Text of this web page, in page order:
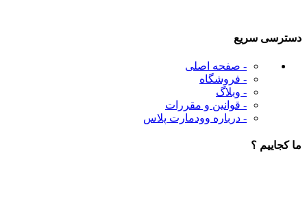
دسترسی سریع
- صفحه اصلی
- فروشگاه
- وبلاگ
- قوانین و مقررات
- درباره وودمارت پلاس
ما کجاییم ؟